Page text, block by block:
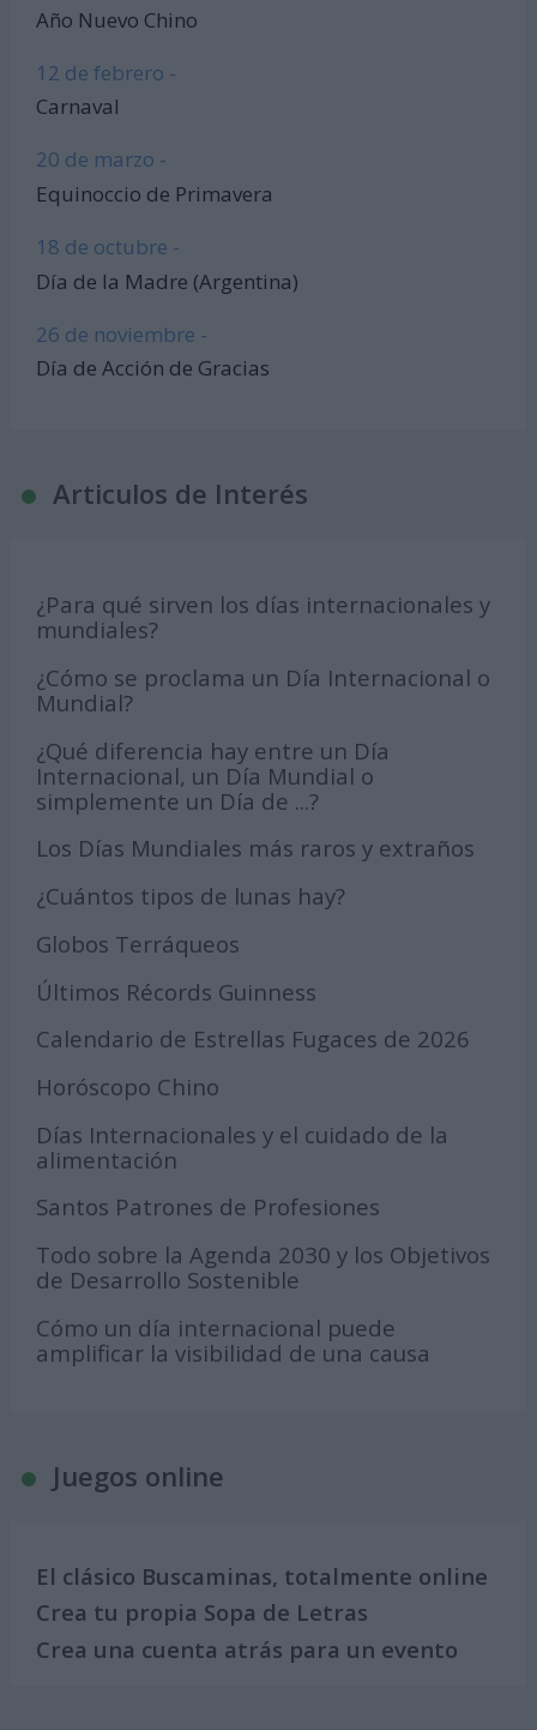
Año Nuevo Chino
12 de febrero -
Carnaval
20 de marzo -
Equinoccio de Primavera
18 de octubre -
Día de la Madre (Argentina)
26 de noviembre -
Día de Acción de Gracias
Articulos de Interés
¿Para qué sirven los días internacionales y
mundiales?
¿Cómo se proclama un Día Internacional o
Mundial?
¿Qué diferencia hay entre un Día
Internacional, un Día Mundial o
simplemente un Día de ...?
Los Días Mundiales más raros y extraños
¿Cuántos tipos de lunas hay?
Globos Terráqueos
Últimos Récords Guinness
Calendario de Estrellas Fugaces de 2026
Horóscopo Chino
Días Internacionales y el cuidado de la
alimentación
Santos Patrones de Profesiones
Todo sobre la Agenda 2030 y los Objetivos
de Desarrollo Sostenible
Cómo un día internacional puede
amplificar la visibilidad de una causa
Juegos online
El clásico Buscaminas, totalmente online
Crea tu propia Sopa de Letras
Crea una cuenta atrás para un evento